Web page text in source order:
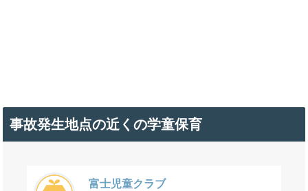
事故発生地点の近くの学童保育
富士児童クラブ